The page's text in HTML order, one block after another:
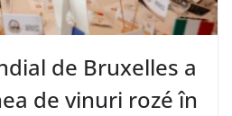
de Bruxelles a
de vinuri rozé în